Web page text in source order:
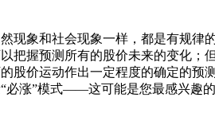
现象和社会现象一样，都是有规律
把握预测所有的股价未来的变化；
股价运动作出一定程度的确定的预
必涨”模式——这可能是您最感兴趣